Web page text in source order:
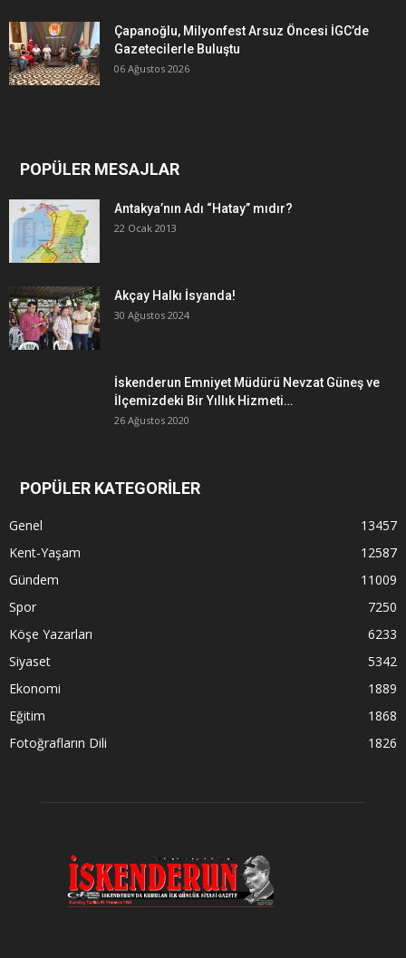
Çapanoğlu, Milyonfest Arsuz Öncesi İGC’de
Gazetecilerle Buluştu
06 Ağustos 2026
POPÜLER MESAJLAR
Antakya’nın Adı “Hatay” mıdır?
22 Ocak 2013
Akçay Halkı İsyanda!
30 Ağustos 2024
İskenderun Emniyet Müdürü Nevzat Güneş ve
İlçemizdeki Bir Yıllık Hizmeti…
26 Ağustos 2020
POPÜLER KATEGORİLER
Genel
13457
Kent-Yaşam
12587
Gündem
11009
Spor
7250
Köşe Yazarları
6233
Siyaset
5342
Ekonomi
1889
Eğitim
1868
Fotoğrafların Dili
1826